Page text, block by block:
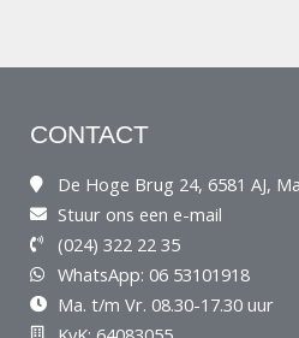
CONTACT
De Hoge Brug 24, 6581 AJ,
Stuur ons een e-mail
(024) 322 22 35
WhatsApp: 06 53101918
Ma. t/m Vr. 08.30-17.30 uur